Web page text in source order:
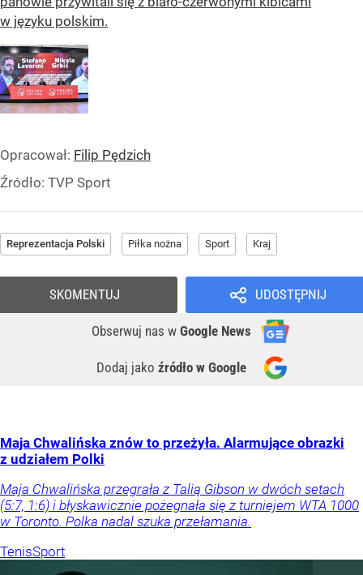
w języku polskim.
Opracował: Filip Pędzich
Źródło: TVP Sport
Reprezentacja Polski Piłka nożna Sport Kraj
UDOSTĘPNIJ
Obserwuj nas w Google News
Dodaj jako źródło w Google
SKOMENTUJ
Maja Chwalińska znów to przeżyła. Alarmujące obrazki
z udziałem Polki
Maja Chwalińska przegrała z Talią Gibson w dwóch setach
(5:7, 1:6) i błyskawicznie pożegnała się z turniejem WTA 1000
w Toronto. Polka nadal szuka przełamania.
TenisSport